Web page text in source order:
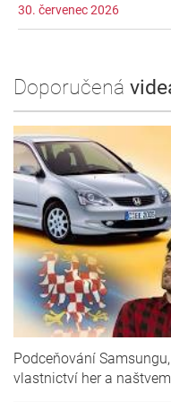
30. červenec 2026
Doporučená
Podceňování
vlastnictví her a